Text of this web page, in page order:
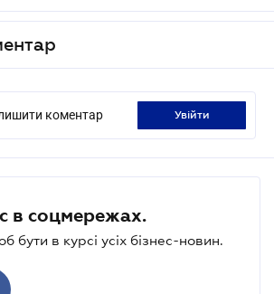
коментар увійти
в соцмережах.
бути в курсі усіх бізнес-новин.